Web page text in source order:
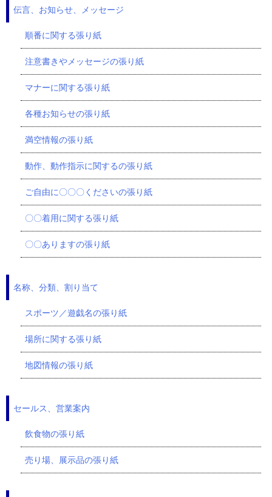
伝言、お知らせ、メッセージ
順番に関する張り紙
注意書きやメッセージの張り紙
マナーに関する張り紙
各種お知らせの張り紙
満空情報の張り紙
動作、動作指示に関するの張り紙
ご自由に〇〇〇くださいの張り紙
〇〇着用に関する張り紙
〇〇ありますの張り紙
名称、分類、割り当て
スポーツ／遊戯名の張り紙
場所に関する張り紙
地図情報の張り紙
セールス、営業案内
飲食物の張り紙
売り場、展示品の張り紙